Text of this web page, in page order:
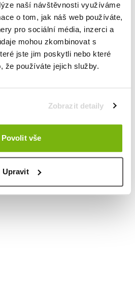
naší návštěvnosti využíváme
o tom, jak náš web používáte,
pro sociální média, inzerci a
mohou zkombinovat s
jste jim poskytli nebo které
že používáte jejich služby.
Zobrazit detaily
Povolit vše
Upravit